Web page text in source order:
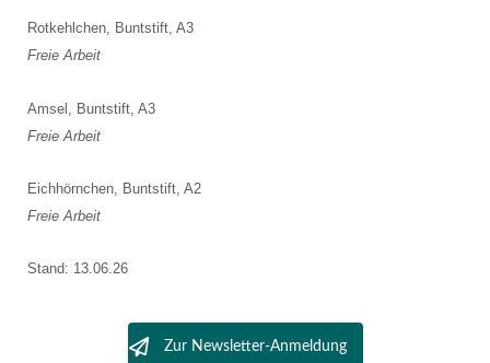
Rotkehlchen, Buntstift, A3
Freie Arbeit
Amsel, Buntstift, A3
Freie Arbeit
Eichhörnchen, Buntstift, A2
Freie Arbeit
Stand: 13.06.26
Zur Newsletter-Anmeldung